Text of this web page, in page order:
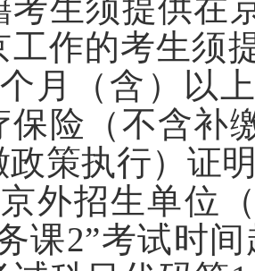
考生须提供在
工作的考生须
个月（含）以
保险（不含补
政策执行）证
外招生单位
课2”考试时间